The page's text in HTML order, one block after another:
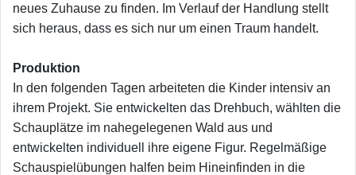
neues Zuhause zu finden. Im Verlauf der Handlung stellt
sich heraus, dass es sich nur um einen Traum handelt.
Produktion
In den folgenden Tagen arbeiteten die Kinder intensiv an
ihrem Projekt. Sie entwickelten das Drehbuch, wählten die
Schauplätze im nahegelegenen Wald aus und
entwickelten individuell ihre eigene Figur. Regelmäßige
Schauspielübungen halfen beim Hineinfinden in die